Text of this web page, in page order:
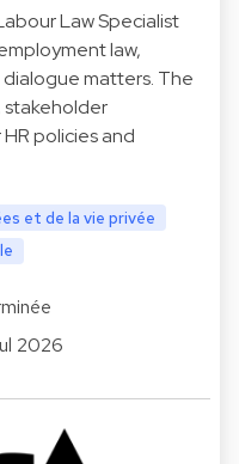
Law Specialist
law,
matters. The
stakeholder
policies and
et de la vie privée
2026